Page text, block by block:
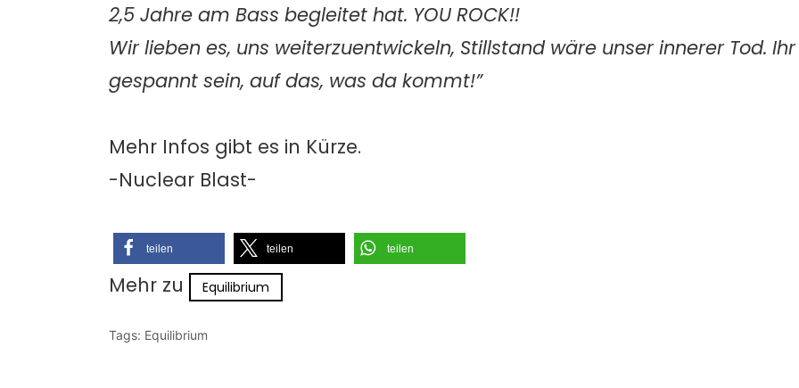
2,5 Jahre am Bass begleitet hat. YOU ROCK!!
Wir lieben es, uns weiterzuentwickeln, Stillstand wäre unser innerer Tod.
gespannt sein, auf das, was da kommt!”
Mehr Infos gibt es in Kürze.
-Nuclear Blast-
teilen teilen teilen
Mehr zu Equilibrium
Tags: Equilibrium